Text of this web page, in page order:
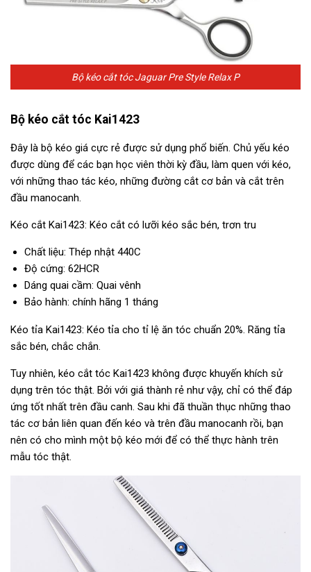
Bộ kéo cắt tóc Jaguar Pre Style Relax P
Bộ kéo cắt tóc Kai1423
Đây là bộ kéo giá cực rẻ được sử dụng phổ biến. Chủ yếu kéo
được dùng để các bạn học viên thời kỳ đầu, làm quen với kéo,
với những thao tác kéo, những đường cắt cơ bản và cắt trên
đầu manocanh.
Kéo cắt Kai1423: Kéo cắt có lưỡi kéo sắc bén, trơn tru
Chất liệu: Thép nhật 440C
Độ cứng: 62HCR
Dáng quai cầm: Quai vênh
Bảo hành: chính hãng 1 tháng
Kéo tỉa Kai1423: Kéo tỉa cho tỉ lệ ăn tóc chuẩn 20%. Răng tỉa
sắc bén, chắc chắn.
Tuy nhiên, kéo cắt tóc Kai1423 không được khuyến khích sử
dụng trên tóc thật. Bởi với giá thành rẻ như vậy, chỉ có thể đáp
ứng tốt nhất trên đầu canh. Sau khi đã thuần thục những thao
tác cơ bản liên quan đến kéo và trên đầu manocanh rồi, bạn
nên có cho mình một bộ kéo mới để có thể thực hành trên
mẫu tóc thật.